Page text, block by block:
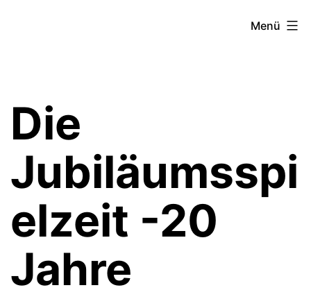
Menü
Die
Jubiläumsspi
elzeit -20
Jahre